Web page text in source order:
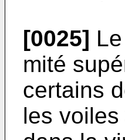
[0025]
mité
certains
les